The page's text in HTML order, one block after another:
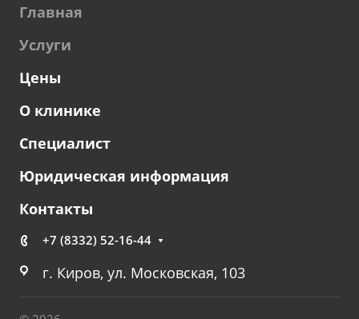
Главная
Услуги
Цены
О клинике
Специалист
Юридическая информация
Контакты
+7 (8332) 52-16-44
г. Киров, ул. Московская, 103